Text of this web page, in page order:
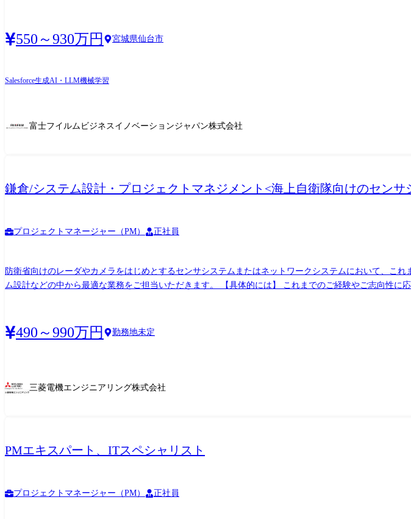
造、金融、流通サービス、文教、官公庁/公共、医療などの各種業務における課題解決を実現する業務ソリューションを担当します。 ●新しい技術分野
適なソリューションを提供します。 【今後のキャリア】 提案から設計構築を担うSEとしてご活躍いただき、将来的にはより高度な課題解決提案を担う提案SEや、業務コンサル・PMとして
550～930万円 宮城県仙台市
Salesforce生成AI・LLM機械学習
富士フイルムビジネスイノベーションジャパン株式会社
鎌倉/システム設計・プロジェクトマネジメント<海上自衛隊向けのセン
プロジェクトマネージャー（PM） 正社員
防衛省向けのレーダやカメラをはじめとするセンサシステムまたはネットワークシステムにおいて、こ
ム設計などの中から最適な業務をご担当いただきます。 【具体的には】 これまでのご経験やご志向性に応じて、以下の中から最適な業務をご担当いただきます。 ※数年単位でのプロジェ
門との調整 ●取引先との調整 ●出荷および出荷後の対応 【企業説明】 弊社は、三菱電機の開発・設計を担うパートナー企業として、設計開発を専門に事業展開をしており、半世紀にわたっ
て蓄積してきた確かな技術を優れた技術者が継承・発展してきました。技術者として「設計」に特化し
顧客との取引も拡大しています。
490～990万円 勤務地未定
三菱電機エンジニアリング株式会社
PMエキスパート、ITスペシャリスト
プロジェクトマネージャー（PM） 正社員